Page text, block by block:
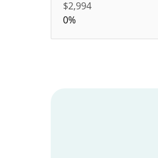
$2,994
0%